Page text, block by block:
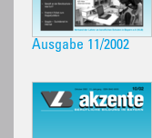
Ausgabe 11/2002